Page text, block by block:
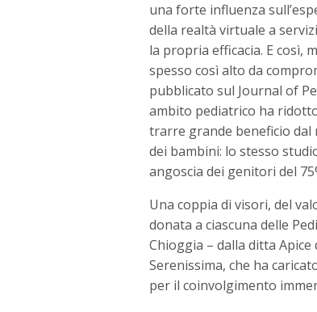
una forte influenza
della realtà virtuale a
la propria efficacia. E così,
spesso così alto da
pubblicato sul Journal of
ambito pediatrico ha ridotto
trarre grande beneficio dal
dei bambini: lo stesso
angoscia dei genitori del
Una coppia di visori, del
donata a ciascuna delle
Chioggia – dalla ditta
Serenissima, che ha
per il coinvolgimento